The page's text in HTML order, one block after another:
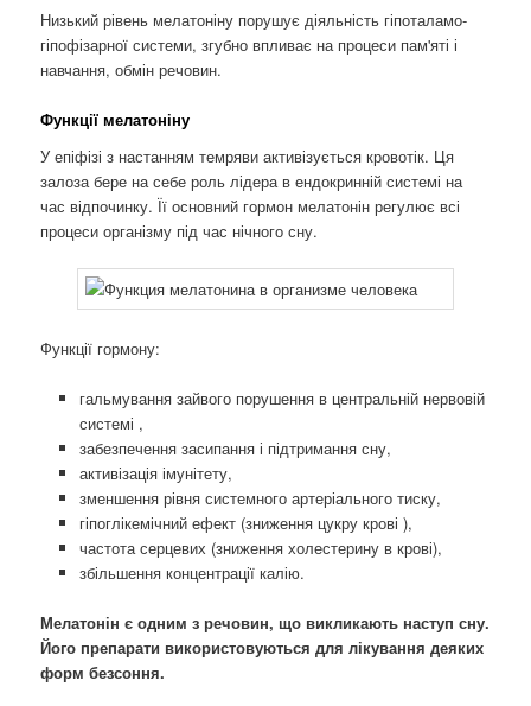
Низький рівень мелатоніну порушує діяльність гіпоталамо-
гіпофізарної системи, згубно впливає на процеси пам'яті і
навчання, обмін речовин.
Функції мелатоніну
У епіфізі з настанням темряви активізується кровотік. Ця
залоза бере на себе роль лідера в ендокринній системі на
час відпочинку. Її основний гормон мелатонін регулює всі
процеси організму під час нічного сну.
Функції гормону:
гальмування зайвого порушення в центральній нервовій
системі ,
забезпечення засипання і підтримання сну,
активізація імунітету,
зменшення рівня системного артеріального тиску,
гіпоглікемічний ефект (зниження цукру крові ),
частота серцевих (зниження холестерину в крові),
збільшення концентрації калію.
Мелатонін є одним з речовин, що викликають наступ сну.
Його препарати використовуються для лікування деяких
форм безсоння.